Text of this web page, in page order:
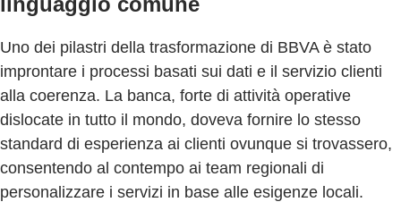
Uno dei pilastri della trasformazione di BBVA è stato
improntare i processi basati sui dati e il servizio clienti
alla coerenza. La banca, forte di attività operative
dislocate in tutto il mondo, doveva fornire lo stesso
standard di esperienza ai clienti ovunque si trovassero,
consentendo al contempo ai team regionali di
personalizzare i servizi in base alle esigenze locali.